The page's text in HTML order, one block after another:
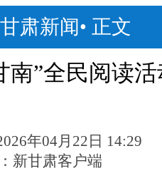
肃新闻• 正文
南”全民阅读
年04月22日 14:29
新甘肃客户端